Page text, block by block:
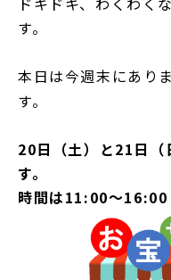
す。
本日は今週末にあり
す。
20日（土）と21日（
す。
時間は11:00～16:00